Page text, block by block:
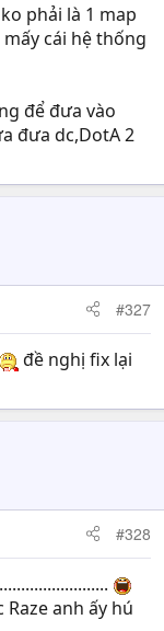
phải là 1 map
cái hệ thống
để đưa vào
đưa dc,DotA 2
#327
đề nghị fix lại
#328
anh ấy hú